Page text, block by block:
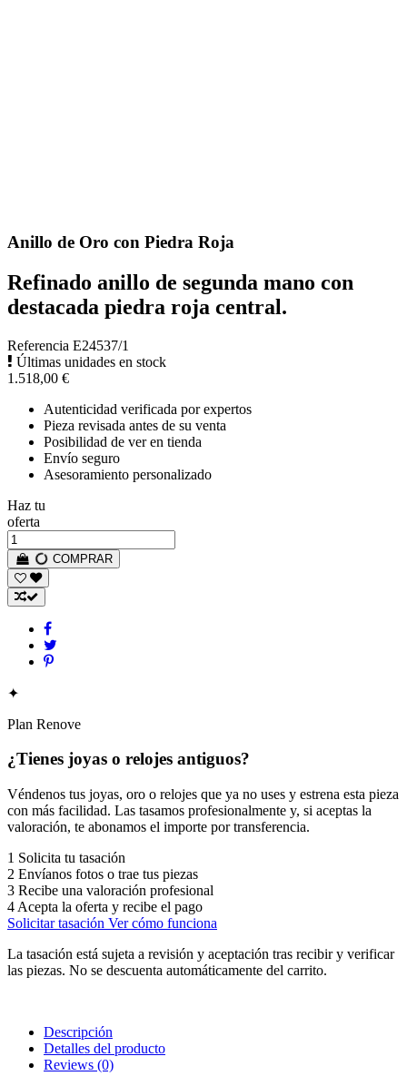
Anillo de Oro con Piedra Roja
Refinado anillo de segunda mano con
destacada piedra roja central.
Referencia E24537/1
Últimas unidades en stock
1.518,00 €
Autenticidad verificada por expertos
Pieza revisada antes de su venta
Posibilidad de ver en tienda
Envío seguro
Asesoramiento personalizado
Haz tu
oferta
COMPRAR
✦
Plan Renove
¿Tienes joyas o relojes antiguos?
Véndenos tus joyas, oro o relojes que ya no uses y estrena esta pieza
con más facilidad. Las tasamos profesionalmente y, si aceptas la
valoración, te abonamos el importe por transferencia.
1 Solicita tu tasación
2 Envíanos fotos o trae tus piezas
3 Recibe una valoración profesional
4 Acepta la oferta y recibe el pago
Solicitar tasación Ver cómo funciona
La tasación está sujeta a revisión y aceptación tras recibir y verificar
las piezas. No se descuenta automáticamente del carrito.
Descripción
Detalles del producto
Reviews (0)